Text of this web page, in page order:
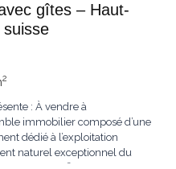
gîtes – Haut-
2
: À vendre à
immobilier composé d’une
dédié à l’exploitation
naturel exceptionnel du